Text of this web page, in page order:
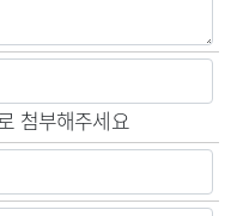
첨부해주세요